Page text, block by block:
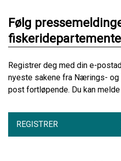
Følg
Registrer deg med din e-
nyeste sakene fra Nærings-
post fortløpende. Du kan
REGISTRER